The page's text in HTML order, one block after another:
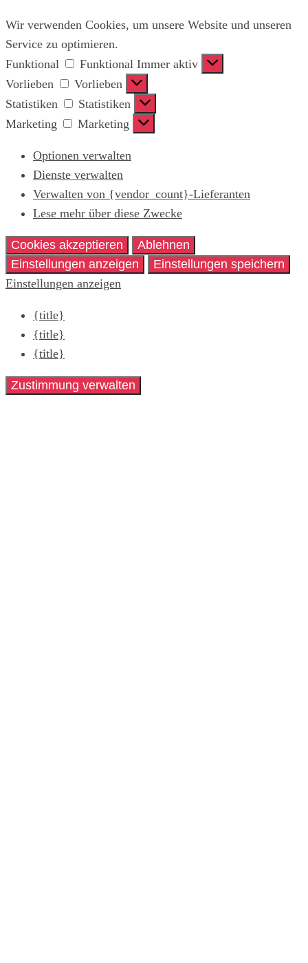
Wir verwenden Cookies, um unsere Website und unseren
Service zu optimieren.
Funktional
Funktional Immer aktiv
Vorlieben
Vorlieben
Statistiken
Statistiken
Marketing
Marketing
Optionen verwalten
Dienste verwalten
Verwalten von {vendor_count}-Lieferanten
Lese mehr über diese Zwecke
Cookies akzeptieren
Ablehnen
Einstellungen anzeigen
Einstellungen speichern
Einstellungen anzeigen
{title}
{title}
{title}
Zustimmung verwalten